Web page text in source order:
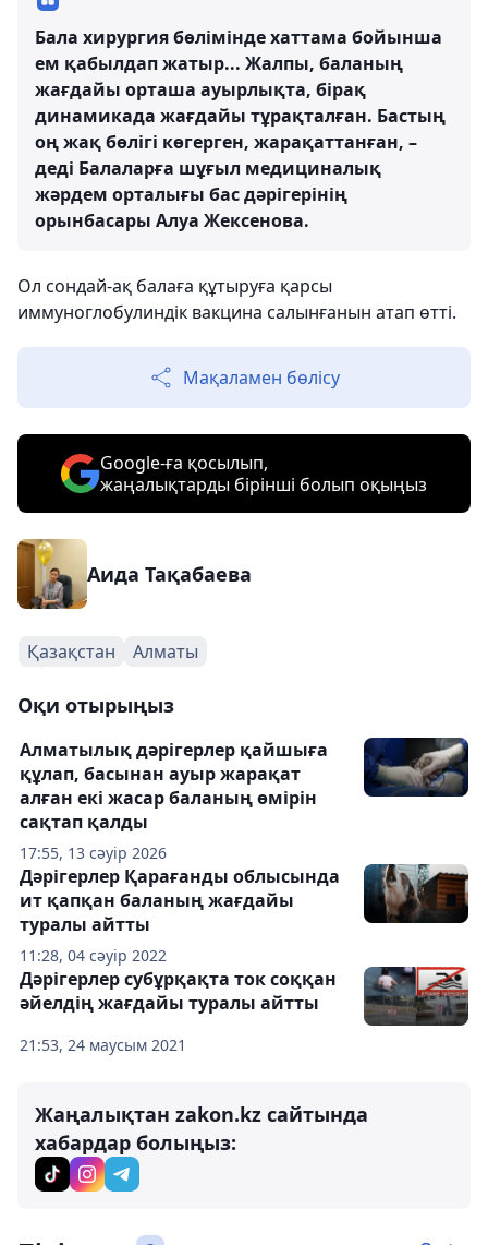
Бала хирургия бөлімінде хаттама бойынша
ем қабылдап жатыр... Жалпы, баланың
жағдайы орташа ауырлықта, бірақ
динамикада жағдайы тұрақталған. Бастың
оң жақ бөлігі көгерген, жарақаттанған, –
деді Балаларға шұғыл медициналық
жәрдем орталығы бас дәрігерінің
орынбасары Алуа Жексенова.
Ол сондай-ақ балаға құтыруға қарсы
иммуноглобулиндік вакцина салынғанын атап өтті.
Мақаламен бөлісу
Google-ға қосылып,
жаңалықтарды бірінші болып оқыңыз
Аида Тақабаева
Қазақстан Алматы
Оқи отырыңыз
17:55, 13 сәуір 2026
Алматылық дәрігерлер қайшыға
құлап, басынан ауыр жарақат
алған екі жасар баланың өмірін
сақтап қалды
11:28, 04 сәуір 2022
Дәрігерлер Қарағанды ​​облысында
ит қапқан баланың жағдайы
туралы айтты
21:53, 24 маусым 2021
Дәрігерлер субұрқақта ток соққан
әйелдің жағдайы туралы айтты
Жаңалықтан zakon.kz сайтында
хабардар болыңыз: